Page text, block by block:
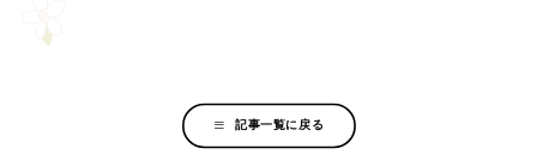
記事一覧に戻る